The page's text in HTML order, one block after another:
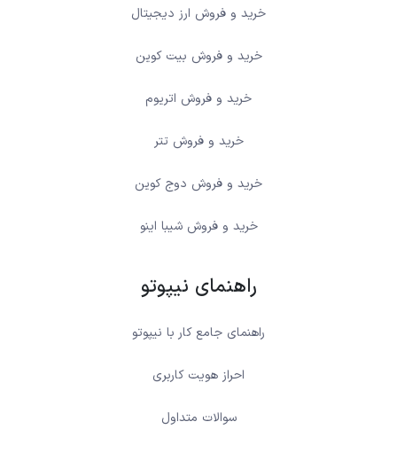
خرید و فروش ارز دیجیتال
خرید و فروش بیت کوین
خرید و فروش اتریوم
خرید و فروش تتر
خرید و فروش دوج کوین
خرید و فروش شیبا اینو
راهنمای نیپوتو
راهنمای جامع کار با نیپوتو
احراز هویت کاربری
سوالات متداول